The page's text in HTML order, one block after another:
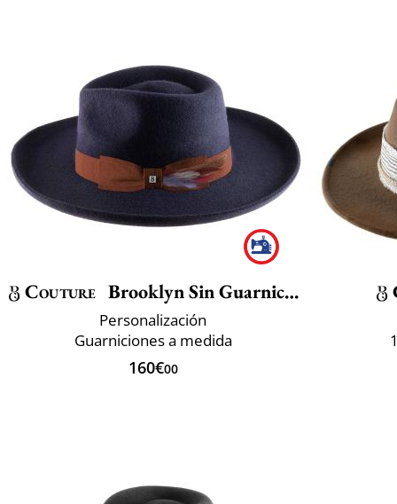
Couture Brooklyn Sin Guarnicion
Personalización
Guarniciones a medida
160€00